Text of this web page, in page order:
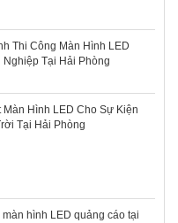
Thi Công Màn Hình LED
Nghiệp Tại Hải Phòng
Màn Hình LED Cho Sự Kiện
Tại Hải Phòng
màn hình LED quảng cáo tại